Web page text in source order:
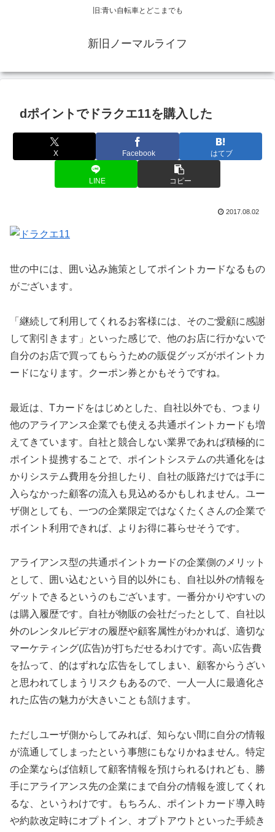
旧:青い自転車とどこまでも
新旧ノーマルライフ
dポイントでドラクエ11を購入した
X Facebook はてブ
LINE コピー
2017.08.02
世の中には、囲い込み施策としてポイントカードなるもの
がございます。
「継続して利用してくれるお客様には、そのご愛顧に感謝
して割引きます」といった感じで、他のお店に行かないで
自分のお店で買ってもらうための販促グッズがポイントカ
ードになります。クーポン券とかもそうですね。
最近は、Tカードをはじめとした、自社以外でも、つまり
他のアライアンス企業でも使える共通ポイントカードも増
えてきています。自社と競合しない業界であれば積極的に
ポイント提携することで、ポイントシステムの共通化をは
かりシステム費用を分担したり、自社の販路だけでは手に
入らなかった顧客の流入も見込めるかもしれません。ユー
ザ側としても、一つの企業限定ではなくたくさんの企業で
ポイント利用できれば、よりお得に暮らせそうです。
アライアンス型の共通ポイントカードの企業側のメリット
として、囲い込むという目的以外にも、自社以外の情報を
ゲットできるというのもございます。一番分かりやすいの
は購入履歴です。自社が物販の会社だったとして、自社以
外のレンタルビデオの履歴や顧客属性がわかれば、適切な
マーケティング(広告)が打ちだせるわけです。高い広告費
を払って、的はずれな広告をしてしまい、顧客からうざい
と思われてしまうリスクもあるので、一人一人に最適化さ
れた広告の魅力が大きいことも頷けます。
ただしユーザ側からしてみれば、知らない間に自分の情報
が流通してしまったという事態にもなりかねません。特定
の企業ならば信頼して顧客情報を預けられるけれども、勝
手にアライアンス先の企業にまで自分の情報を渡してくれ
るな、というわけです。もちろん、ポイントカード導入時
や約款改定時にオプトイン、オプトアウトといった手続き